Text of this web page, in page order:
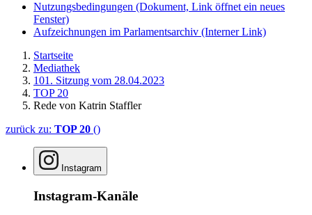
Nutzungsbedingungen (Dokument, Link öffnet ein neues
Fenster)
Aufzeichnungen im Parlamentsarchiv (Interner Link)
Startseite
Mediathek
101. Sitzung vom 28.04.2023
TOP 20
Rede von Katrin Staffler
zurück zu: TOP 20 ()
Instagram
Instagram-Kanäle